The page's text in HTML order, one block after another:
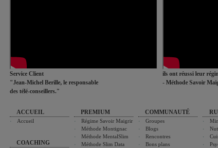
Service Client
"Jean-Michel Berille, le responsable
des télé-conseillers."
ils ont réussi leur
- Méthode Savoir
ACCUEIL
Accueil
COACHING
PREMIUM
Régime Savoir Maigrir
Méthode Montignac
Méthode MentalSlim
Méthode Slim Data
COMMUNAUTÉ
Groupes
Blogs
Rencontres
Bons plans